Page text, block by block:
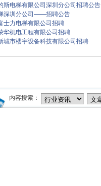
斯电梯有限公司深圳分公司招聘公告
深圳分公司——招聘公告
士力电梯有限公司招聘
华机电工程有限公司招聘
城市楼宇设备科技有限公司招聘
内容搜索：